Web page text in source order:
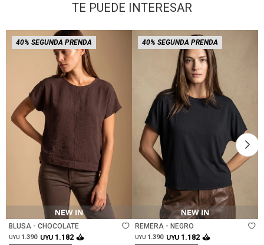
TE PUEDE INTERESAR
40% SEGUNDA PRENDA
Talle
BLUSA - CHOCOLATE
UYU 1.390 UYU 1.182
40% SEGUNDA PRENDA
Talle
REMERA - NEGRO
UYU 1.390 UYU 1.182